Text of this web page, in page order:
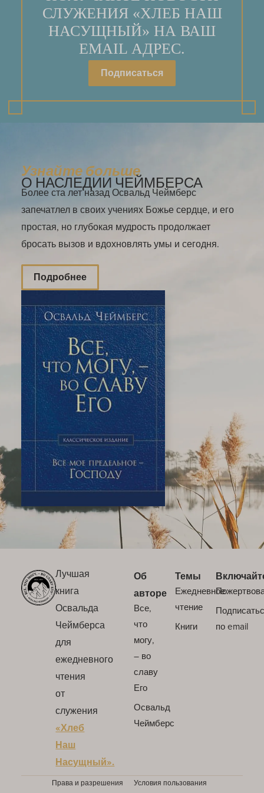
СЛУЖЕНИЯ «ХЛЕБ НАШ
НАСУЩНЫЙ» НА ВАШ
EMAIL АДРЕС.
Подписаться
Узнайте больше
О НАСЛЕДИИ ЧЕЙМБЕРСА
Более ста лет назад Освальд Чеймберс
запечатлел в своих учениях Божье сердце, и его
простая, но глубокая мудрость продолжает
бросать вызов и вдохновлять умы и сегодня.
Подробнее
Лучшая
книга
Освальда
Чеймберса
для
ежедневного
чтения
от
служения
«Хлеб
Наш
Насущный».
Об
авторе
Все,
что
могу,
– во
славу
Его
Освальд
Чеймберс
Темы
Ежедневное
чтение
Книги
по email
Права и разрешения
Условия пользования